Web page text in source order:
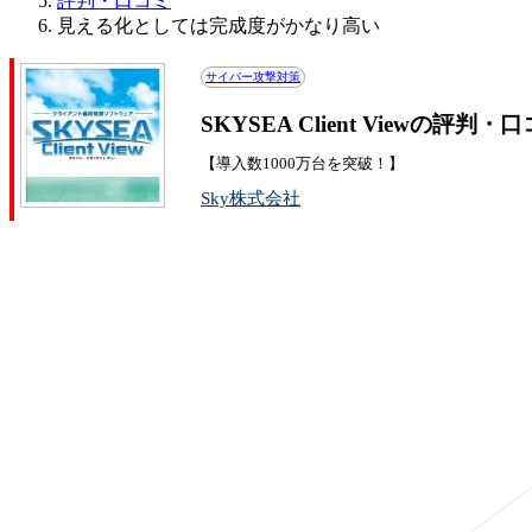
見える化としては完成度がかなり高い
サイバー攻撃対策
SKYSEA Client Viewの評判・口
【導入数1000万台を突破！】
Sky株式会社